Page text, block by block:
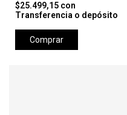
$25.499,15 con
Transferencia o depósito
Comprar